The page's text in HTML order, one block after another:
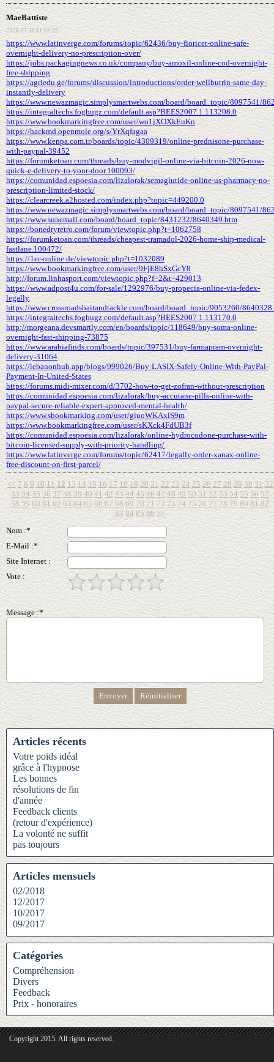
MaeBattiste
2026-07-10 11:54:23
https://www.latinverge.com/forums/topic/62436/buy-fioricet-online-safe-
overnight-delivery-no-prescription-over/
https://jobs.packagingnews.co.uk/company/buy-amoxil-online-cod-overnight-
free-shipping
https://agriedu.ge/forums/discussion/introductions/order-wellbutrin-same-day-
instantly-delivery
https://www.newazmagic.simplysmartwebs.com/board/board_topic/8097541/
https://integraltechs.fogbugz.com/default.asp?BEES2007.1.113208.0
https://www.bookmarkingfree.com/user/wo1jXOXkEuKn
https://hackmd.openmole.org/s/YrXqfagaa
https://www.kenpa.com.tr/boards/topic/4309319/online-prednisone-purchase-
with-paypal-39452
https://forumketoan.com/threads/buy-modvigil-online-via-bitcoin-2026-now-
quick-e-delivery-to-your-door.100093/
https://comunidad.espoesia.com/lizalorak/semaglutide-online-us-pharmacy-no-
prescription-limited-stock/
https://clearcreek.a2hosted.com/index.php?topic=449200.0
https://www.newazmagic.simplysmartwebs.com/board/board_topic/8097541/
https://www.sunemall.com/board/board_topic/8431232/8640349.htm
https://bonedryretro.com/forum/viewtopic.php?t=1062758
https://forumketoan.com/threads/cheapest-tramadol-2026-home-ship-medical-
fastlane.100472/
https://1er-online.de/viewtopic.php?t=1032089
https://www.bookmarkingfree.com/user/9FjE8hSxGcY8
http://forum.linhasport.com/viewtopic.php?f=2&t=429013
https://www.adpost4u.com/for-sale/1292976/buy-propecia-online-via-fedex-
legally
https://www.crossroadsbaitandtackle.com/board/board_topic/9053260/
https://integraltechs.fogbugz.com/default.asp?BEES2007.1.113170.0
http://morgeana.devsmartly.com/en/boards/topic/118649/buy-soma-online-
overnight-fast-shipping-73875
https://www.arabiafinds.com/boards/topic/397531/buy-farmapram-overnight-
delivery-31064
https://lebanonhub.app/blogs/999026/Buy-LASIX-Safely-Online-With-PayPal-
Payment-In-United-States
https://forums.midi-mixer.com/d/3702-how-to-get-zofran-without-prescription
https://comunidad.espoesia.com/lizalorak/buy-accutane-pills-online-with-
paypal-secure-reliable-expert-approved-mental-health/
https://www.sbookmarking.com/user/giuoWKAxlS9m
https://www.bookmarkingfree.com/user/sKXck4FdUB3f
https://comunidad.espoesia.com/lizalorak/online-hydrocodone-purchase-with-
bitcoin-licensed-supply-with-priority-handling/
https://www.latinverge.com/forums/topic/62417/legally-order-xanax-online-
free-discount-on-first-parcel/
<< 7 8 9 10 11 12 13 14 15 16 17 18 19 20 21 22 23 24 25 26 27 28 29 30 31 32
33 34 35 36 37 38 39 40 41 42 43 44 45 46 47 48 49 50 51 52 53 54 55 56 57
58 59 60 61 62 63 64 65 66 67 68 69 70 71 72 73 74 75 76 77 78 79 80 81 82
83 84 85 86 >>
Nom :*
E-Mail :*
Site Internet :
Vote :
Message :*
Articles récents
Votre poids idéal
grâce à l'hypnose
Les bonnes
résolutions de fin
d'année
Feedback clients
(retour d'expérience)
La volonté ne suffit
pas toujours
Articles mensuels
02/2018
12/2017
10/2017
09/2017
Catégories
Compréhension
Divers
Feedback
Prix - honoraires
Copyright 2015. All rights reserved.